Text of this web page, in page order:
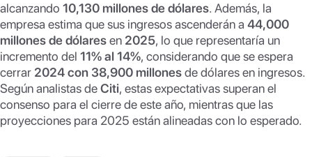
alcanzando 10,130 millones de dólares. Además, la
empresa estima que sus ingresos ascenderán a 44,000
millones de dólaresen 2025, lo que representaría un
incremento del 11% al 14%, considerando que se espera
cerrar 2024 con 38,900 millonesde dólares en ingresos.
Según analistas deCiti, estas expectativas superan el
consenso para el cierre de este año, mientras que las
proyecciones para 2025 están alineadas con lo esperado.